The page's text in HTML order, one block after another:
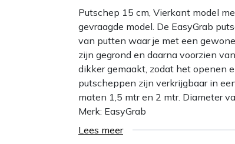
Putschep 15 cm, Vierkant model
gevraagde model. De EasyGrab
van putten waar je met een
zijn gegrond en daarna voorzien
dikker gemaakt, zodat het openen
putscheppen zijn verkrijgbaar in
maten 1,5 mtr en 2 mtr. Diameter
Merk: EasyGrab
Lees meer